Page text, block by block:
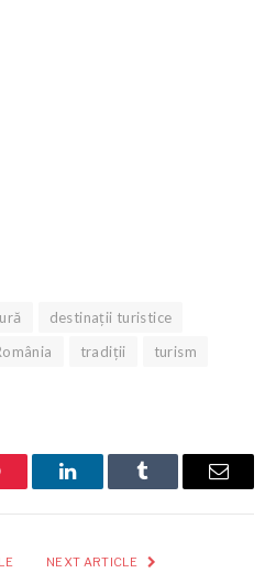
destinații turistice
tradiții
turism
LinkedInTumblr Email
NEXT ARTICLE